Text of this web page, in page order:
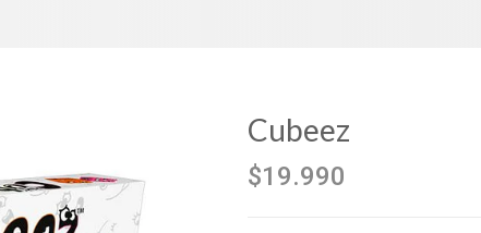
Cubeez
$19.990